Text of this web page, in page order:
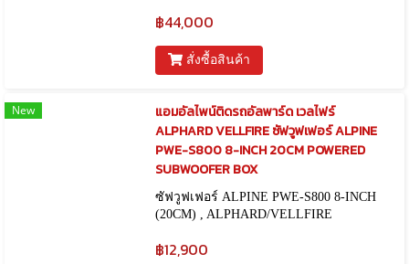
฿44,000
สั่งซื้อสินค้า
New
แอมอัลไพน์ติดรถอัลพาร์ด เวลไฟร์
ALPHARD VELLFIRE ซัฟวูฟเฟอร์ ALPINE
PWE-S800 8-INCH 20CM POWERED
SUBWOOFER BOX
ซัฟวูฟเฟอร์ ALPINE PWE-S800 8-INCH
(20CM) , ALPHARD/VELLFIRE
฿12,900